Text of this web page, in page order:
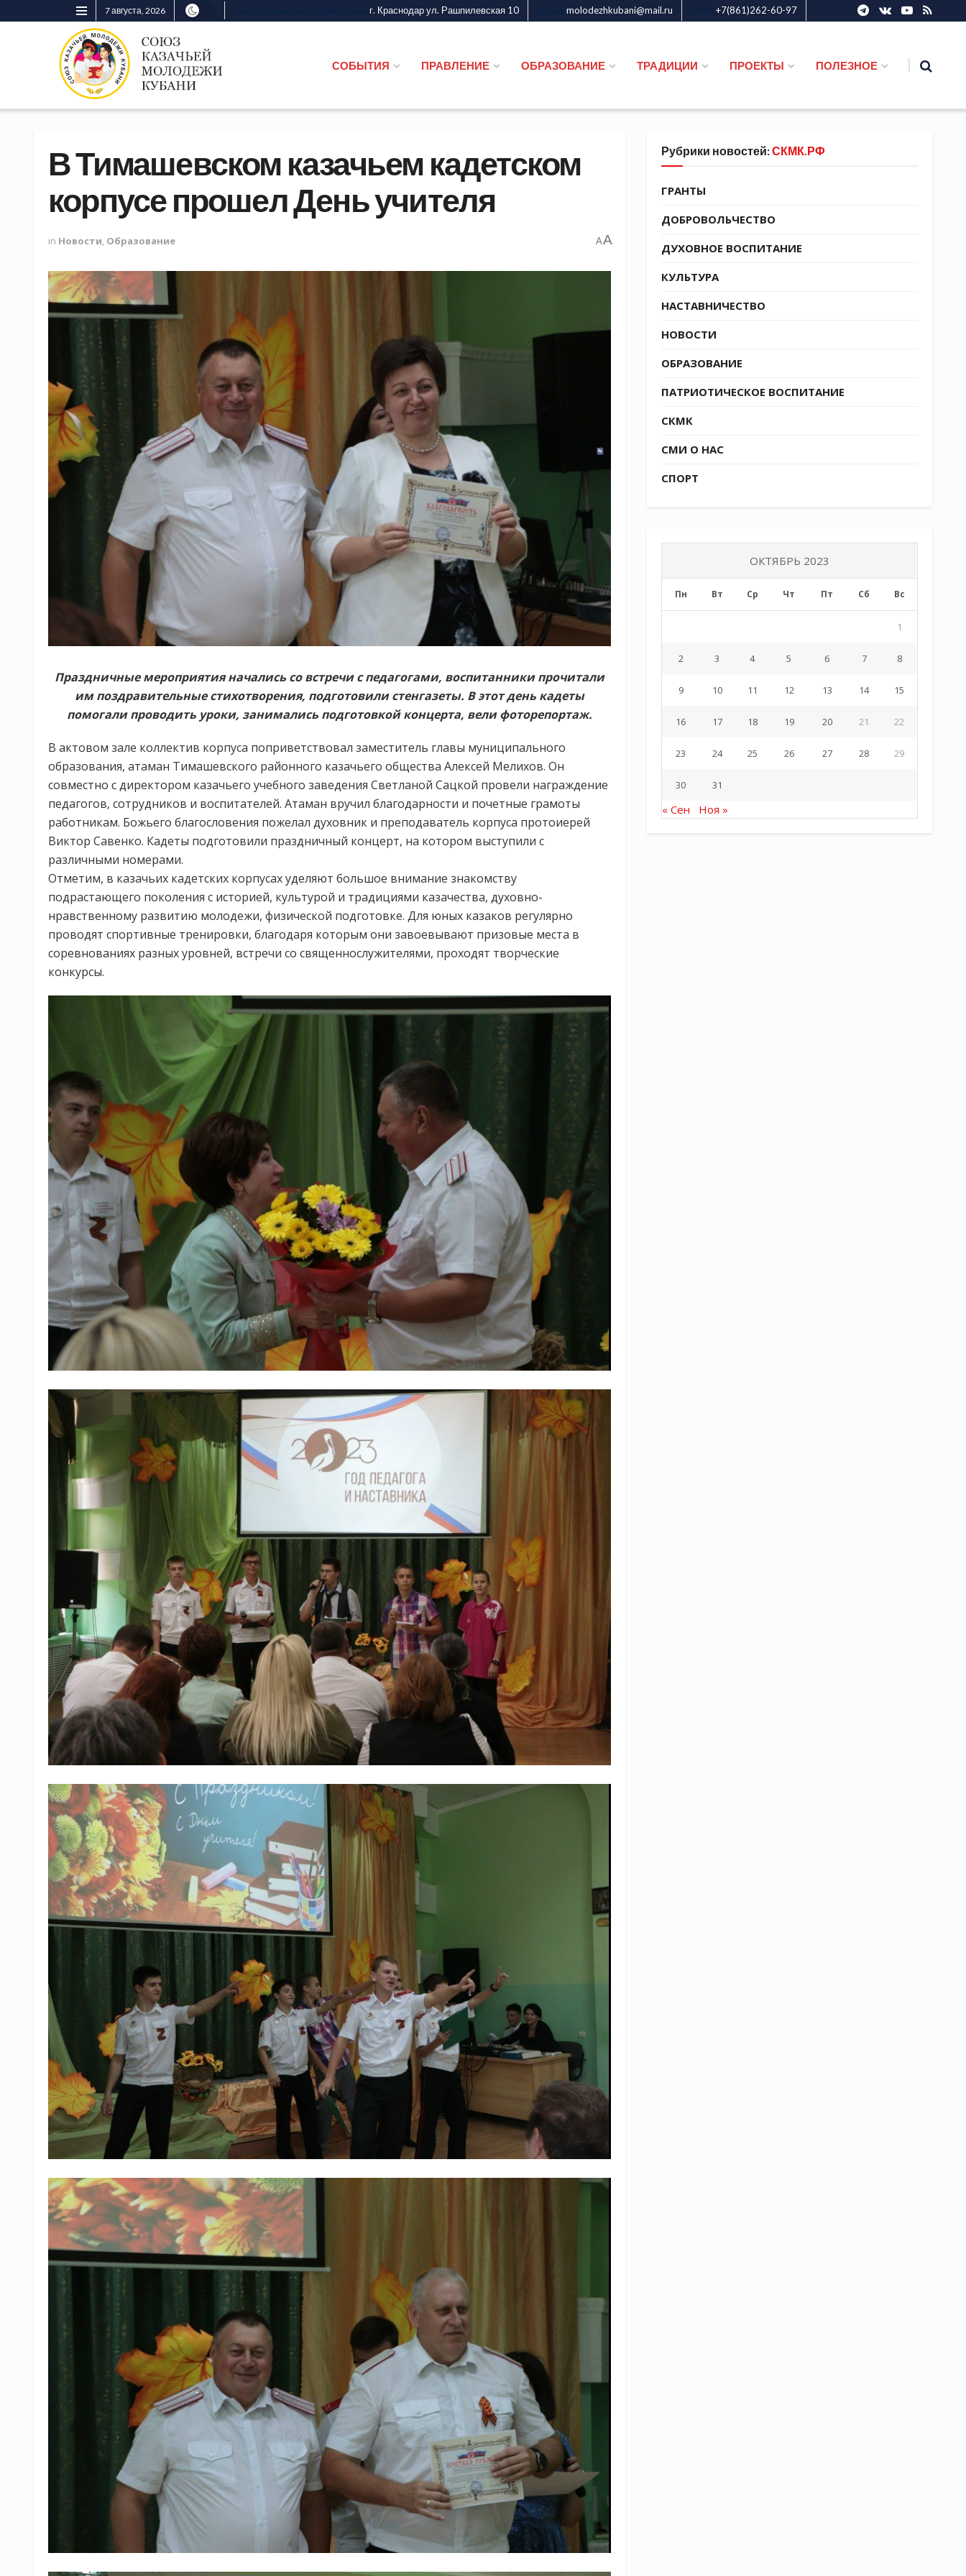
7 августа, 2026 г. Краснодар ул. Рашпилевская 10 molodezhkubani@mail.ru +7(861)262-60-97
СОБЫТИЯ ПРАВЛЕНИЕ ОБРАЗОВАНИЕ ТРАДИЦИИ ПРОЕКТЫ ПОЛЕЗНОЕ
В Тимашевском казачьем кадетском
корпусе прошел День учителя
in Новости Образование AA
Праздничные мероприятия начались со встречи с педагогами, воспитанники прочитали
им поздравительные стихотворения, подготовили стенгазеты. В этот день кадеты
помогали проводить уроки, занимались подготовкой концерта, вели фоторепортаж.
В актовом зале коллектив корпуса поприветствовал заместитель главы муниципального
образования, атаман Тимашевского районного казачьего общества Алексей Мелихов. Он
совместно с директором казачьего учебного заведения Светланой Сацкой провели награждение
педагогов, сотрудников и воспитателей. Атаман вручил благодарности и почетные грамоты
работникам. Божьего благословения пожелал духовник и преподаватель корпуса протоиерей
Виктор Савенко. Кадеты подготовили праздничный концерт, на котором выступили с
различными номерами.
Отметим, в казачьих кадетских корпусах уделяют большое внимание знакомству
подрастающего поколения с историей, культурой и традициями казачества, духовно-
нравственному развитию молодежи, физической подготовке. Для юных казаков регулярно
проводят спортивные тренировки, благодаря которым они завоевывают призовые места в
соревнованиях разных уровней, встречи со священнослужителями, проходят творческие
конкурсы.
Рубрики новостей:СКМК.РФ
ГРАНТЫ
ДОБРОВОЛЬЧЕСТВО
ДУХОВНОЕ ВОСПИТАНИЕ
КУЛЬТУРА
НАСТАВНИЧЕСТВО
НОВОСТИ
ОБРАЗОВАНИЕ
ПАТРИОТИЧЕСКОЕ ВОСПИТАНИЕ
СКМК
СМИ О НАС
СПОРТ
ОКТЯБРЬ 2023
Пн Вт Ср Чт Пт Сб Вс
1
2 3 4 5 6 7 8
9 10 11 12 13 14 15
16 17 18 19 20 21 22
23 24 25 26 27 28 29
30 31
« Сен Ноя »